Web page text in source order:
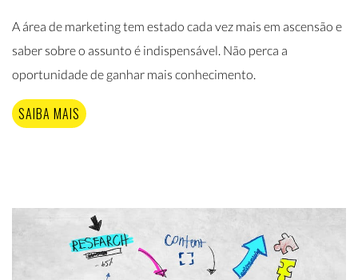
A área de marketing tem estado cada vez mais em ascensão e
saber sobre o assunto é indispensável. Não perca a
oportunidade de ganhar mais conhecimento.
SAIBA MAIS